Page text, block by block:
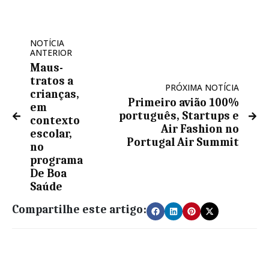
NOTÍCIA
ANTERIOR
Maus-
tratos a
crianças,
em
contexto
escolar,
no
programa
De Boa
Saúde
PRÓXIMA NOTÍCIA
Primeiro avião 100%
português, Startups e
Air Fashion no
Portugal Air Summit
Compartilhe este artigo: